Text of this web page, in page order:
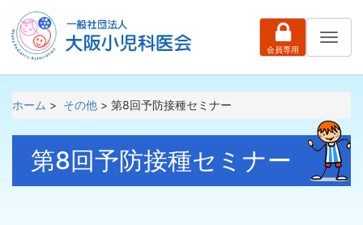
ナ
シ
ン
会員専用
ホーム > その他 > 第8回予防接種セミナー
第8回予防接種セミナー